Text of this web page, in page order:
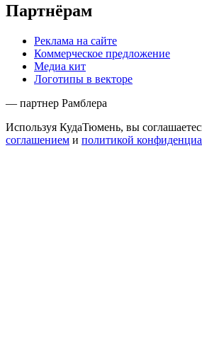
Партнёрам
Реклама на сайте
Коммерческое предложение
Медиа кит
Логотипы в векторе
— партнер Рамблера
Используя КудаТюмень, вы
соглашением и политикой